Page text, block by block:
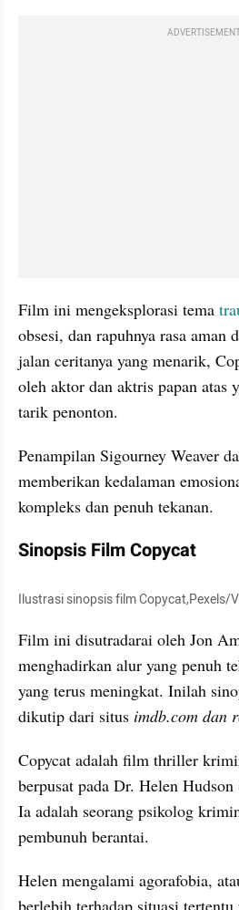
Film ini mengeksplorasi tema
obsesi, dan rapuhnya rasa aman
jalan ceritanya yang menarik,
oleh aktor dan aktris papan atas
tarik penonton.
Penampilan Sigourney Weaver
memberikan kedalaman
kompleks dan penuh tekanan.
Sinopsis Film Copycat
Ilustrasi sinopsis film Copycat,Pexels/
Film ini disutradarai oleh Jon
menghadirkan alur yang penuh
yang terus meningkat. Inilah
dikutip dari situs imdb.com dan
Copycat adalah film thriller
berpusat pada Dr. Helen
Ia adalah seorang psikolog
pembunuh berantai.
Helen mengalami agorafobia,
berlebih terhadap situasi